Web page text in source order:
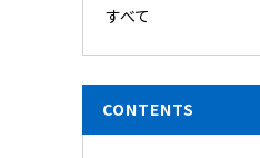
すべて
CONTENTS